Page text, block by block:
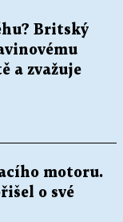
Britský
a zvažuje
motoru.
o své